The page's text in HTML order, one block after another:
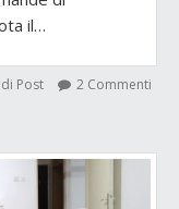
il…
Post 2 Commenti